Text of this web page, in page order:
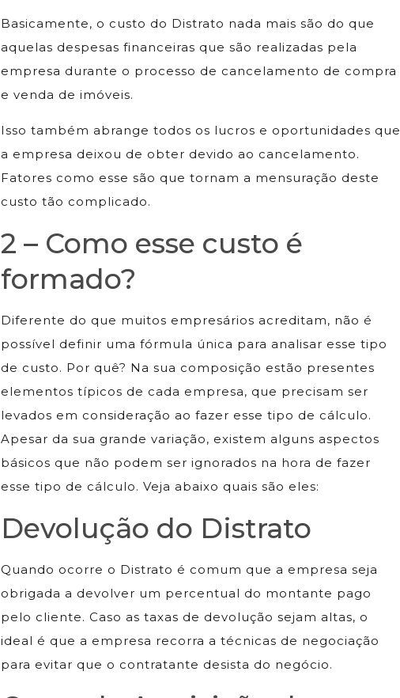
Basicamente, o custo do Distrato nada mais são do que
aquelas despesas financeiras que são realizadas pela
empresa durante o processo de cancelamento de compra
e venda de imóveis.
Isso também abrange todos os lucros e oportunidades que
a empresa deixou de obter devido ao cancelamento.
Fatores como esse são que tornam a mensuração deste
custo tão complicado.
2 – Como esse custo é
formado?
Diferente do que muitos empresários acreditam, não é
possível definir uma fórmula única para analisar esse tipo
de custo. Por quê? Na sua composição estão presentes
elementos típicos de cada empresa, que precisam ser
levados em consideração ao fazer esse tipo de cálculo.
Apesar da sua grande variação, existem alguns aspectos
básicos que não podem ser ignorados na hora de fazer
esse tipo de cálculo. Veja abaixo quais são eles:
Devolução do Distrato
Quando ocorre o Distrato é comum que a empresa seja
obrigada a devolver um percentual do montante pago
pelo cliente. Caso as taxas de devolução sejam altas, o
ideal é que a empresa recorra a técnicas de negociação
para evitar que o contratante desista do negócio.